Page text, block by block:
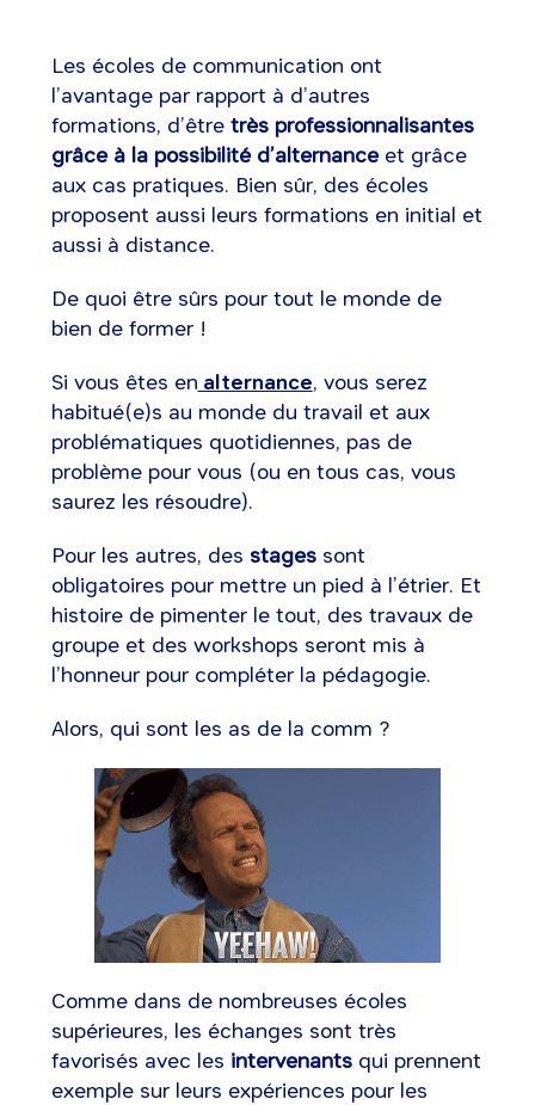
Les écoles de communication ont
l’avantage par rapport à d’autres
formations, d’être très professionnalisantes
grâce à la possibilité d’alternanceet grâce
aux cas pratiques. Bien sûr, des écoles
proposent aussi leurs formations en initial et
aussi à distance.
De quoi être sûrs pour tout le monde de
bien de former !
Si vous êtes en alternance, vous serez
habitué(e)s au monde du travail et aux
problématiques quotidiennes, pas de
problème pour vous (ou en tous cas, vous
saurez les résoudre).
Pour les autres, des stagessont
obligatoires pour mettre un pied à l’étrier. Et
histoire de pimenter le tout, des travaux de
groupe et des workshops seront mis à
l’honneur pour compléter la pédagogie.
Alors, qui sont les as de la comm ?
Comme dans de nombreuses écoles
supérieures, les échanges sont très
favorisés avec les intervenantsqui prennent
exemple sur leurs expériences pour les